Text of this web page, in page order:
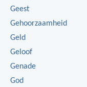
Geest
Gehoorzaamheid
Geld
Geloof
Genade
God